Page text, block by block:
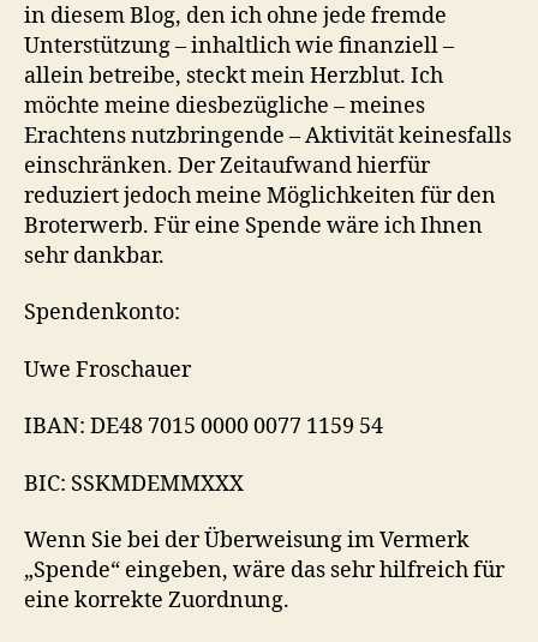
in diesem Blog, den ich ohne jede fremde
Unterstützung – inhaltlich wie finanziell –
allein betreibe, steckt mein Herzblut. Ich
möchte meine diesbezügliche – meines
Erachtens nutzbringende – Aktivität keinesfalls
einschränken. Der Zeitaufwand hierfür
reduziert jedoch meine Möglichkeiten für den
Broterwerb. Für eine Spende wäre ich Ihnen
sehr dankbar.
Spendenkonto:
Uwe Froschauer
IBAN: DE48 7015 0000 0077 1159 54
BIC: SSKMDEMMXXX
Wenn Sie bei der Überweisung im Vermerk
„Spende“ eingeben, wäre das sehr hilfreich für
eine korrekte Zuordnung.